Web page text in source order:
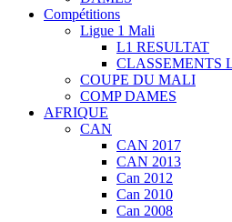
Compétitions
Ligue 1 Mali
L1 RESULTAT
CLASSEMENTS
COUPE DU MALI
COMP DAMES
AFRIQUE
CAN
CAN 2017
CAN 2013
Can 2012
Can 2010
Can 2008